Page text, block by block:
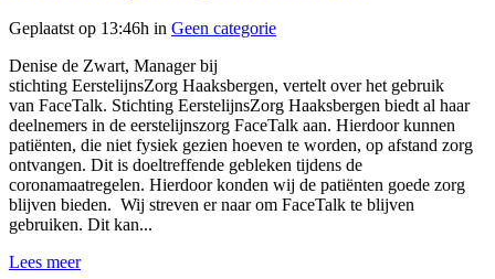
Geplaatst op 13:46h in Geen categorie
Denise de Zwart, Manager bij
stichting EerstelijnsZorg Haaksbergen, vertelt over het gebruik
van FaceTalk. Stichting EerstelijnsZorg Haaksbergen biedt al haar
deelnemers in de eerstelijnszorg FaceTalk aan. Hierdoor kunnen
patiënten, die niet fysiek gezien hoeven te worden, op afstand zorg
ontvangen. Dit is doeltreffende gebleken tijdens de
coronamaatregelen. Hierdoor konden wij de patiënten goede zorg
blijven bieden. Wij streven er naar om FaceTalk te blijven
gebruiken. Dit kan...
Lees meer